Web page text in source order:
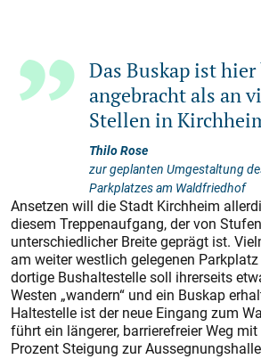
Das Buskap ist hier
angebracht als an
Stellen in
Thilo Rose
zur geplanten Umgestaltung
Parkplatzes am Waldfriedhof
Ansetzen will die Stadt Kirchheim
diesem Treppenaufgang, der von
unterschiedlicher Breite geprägt ist.
am weiter westlich gelegenen
dortige Bushaltestelle soll ihrerseits
Westen „wandern“ und ein Buskap
Haltestelle ist der neue Eingang zum
führt ein längerer, barrierefreier Weg
Prozent Steigung zur